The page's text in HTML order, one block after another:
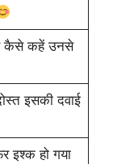
कैसे कहें उनसे
इसकी दवाई
इश्क हो गया